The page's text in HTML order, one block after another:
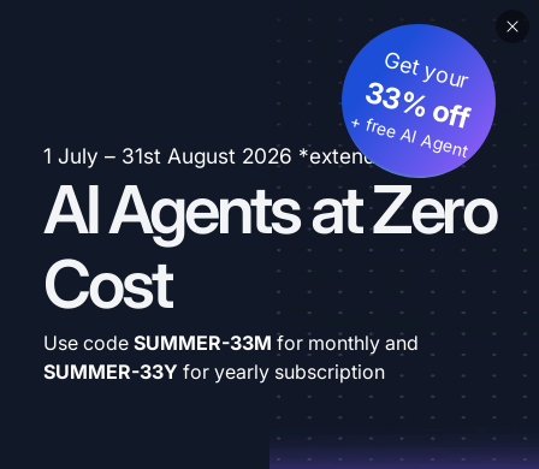
1 July – 31st August 2026 *extended
AI Agents at Zero
Cost
Get your
33% off
+ free AI Agent
Use code SUMMER-33M for monthly and
SUMMER-33Y for yearly subscription